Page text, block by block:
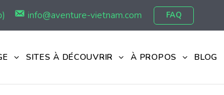
info@aventure-vietnam.com FAQ
SITES À DÉCOUVRIR À PROPOS BLOG